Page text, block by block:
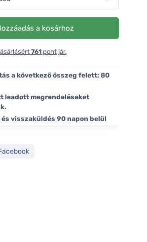
a kosárhoz
761pont jár.
a következő összeg felett: 80
leadott megrendeléseket
visszaküldés 90 napon belül